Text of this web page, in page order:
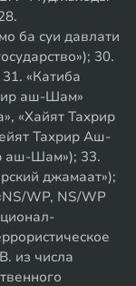
ба суи давлати
30.
«Катиба
аш-Шам»
«Хайят Тахрир
Тахрир Аш-
аш-Шам»); 33.
джамаат»);
WP, NS/WP
из числа